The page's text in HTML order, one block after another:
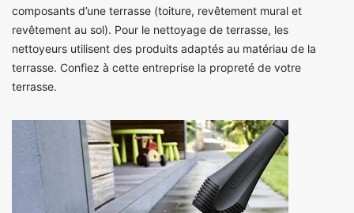
composants d’une terrasse (toiture, revêtement mural et
revêtement au sol). Pour le nettoyage de terrasse, les
nettoyeurs utilisent des produits adaptés au matériau de la
terrasse. Confiez à cette entreprise la propreté de votre
terrasse.